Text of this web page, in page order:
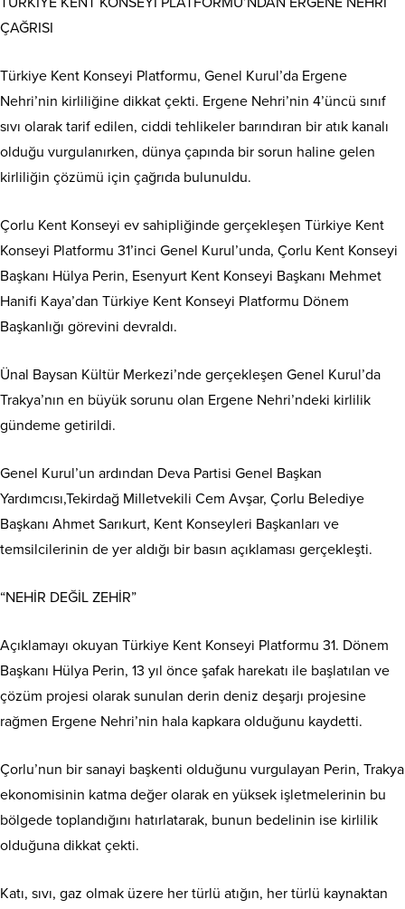
ÇAĞRISI
Türkiye Kent Konseyi Platformu, Genel Kurul’da Ergene
Nehri’nin kirliliğine dikkat çekti. Ergene Nehri’nin 4’üncü sınıf
sıvı olarak tarif edilen, ciddi tehlikeler barındıran bir atık kanalı
olduğu vurgulanırken, dünya çapında bir sorun haline gelen
kirliliğin çözümü için çağrıda bulunuldu.
Çorlu Kent Konseyi ev sahipliğinde gerçekleşen Türkiye Kent
Konseyi Platformu 31’inci Genel Kurul’unda, Çorlu Kent Konseyi
Başkanı Hülya Perin, Esenyurt Kent Konseyi Başkanı Mehmet
Hanifi Kaya’dan Türkiye Kent Konseyi Platformu Dönem
Başkanlığı görevini devraldı.
Ünal Baysan Kültür Merkezi’nde gerçekleşen Genel Kurul’da
Trakya’nın en büyük sorunu olan Ergene Nehri’ndeki kirlilik
gündeme getirildi.
Genel Kurul’un ardından Deva Partisi Genel Başkan
Yardımcısı,Tekirdağ Milletvekili Cem Avşar, Çorlu Belediye
Başkanı Ahmet Sarıkurt, Kent Konseyleri Başkanları ve
temsilcilerinin de yer aldığı bir basın açıklaması gerçekleşti.
“NEHİR DEĞİL ZEHİR”
Açıklamayı okuyan Türkiye Kent Konseyi Platformu 31. Dönem
Başkanı Hülya Perin, 13 yıl önce şafak harekatı ile başlatılan ve
çözüm projesi olarak sunulan derin deniz deşarjı projesine
rağmen Ergene Nehri’nin hala kapkara olduğunu kaydetti.
Çorlu’nun bir sanayi başkenti olduğunu vurgulayan Perin, Trakya
ekonomisinin katma değer olarak en yüksek işletmelerinin bu
bölgede toplandığını hatırlatarak, bunun bedelinin ise kirlilik
olduğuna dikkat çekti.
Katı, sıvı, gaz olmak üzere her türlü atığın, her türlü kaynaktan